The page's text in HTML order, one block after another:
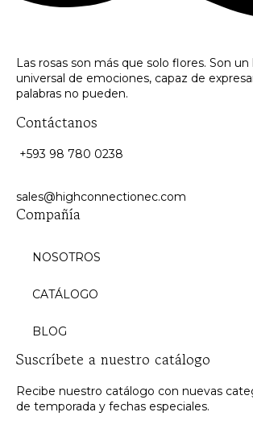
Las rosas son más que solo flores. Son
universal de emociones, capaz de
palabras no pueden.
Contáctanos
+593 98 780 0238
sales@highconnectionec.com
Compañía
NOSOTROS
CATÁLOGO
BLOG
Suscríbete a nuestro catálogo
Recibe nuestro catálogo con nuevas
de temporada y fechas especiales.